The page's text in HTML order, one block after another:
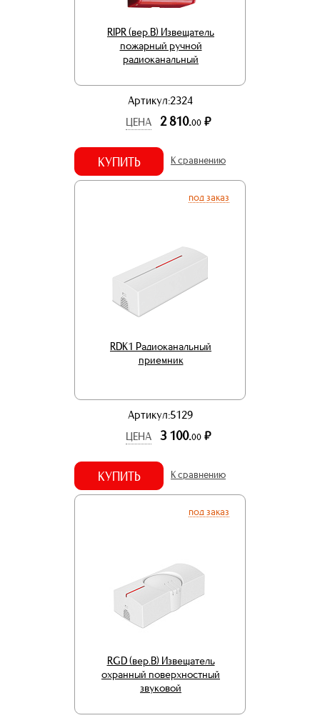
RIPR (вер.В) Извещатель
пожарный ручной
радиоканальный
Артикул:2324
ЦЕНА
2 810.00 р.
КУПИТЬ К сравнению
под заказ
RDK1 Радиоканальный
приемник
Артикул:5129
ЦЕНА
3 100.00 р.
КУПИТЬ К сравнению
под заказ
RGD (вер.В) Извещатель
охранный поверхностный
звуковой